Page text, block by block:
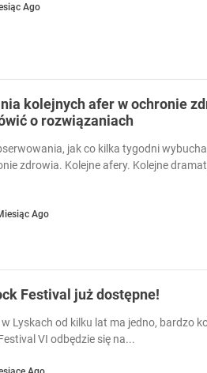
Ago
kolejnych afer w ochronie
o rozwiązaniach
jak co kilka tygodni
zdrowia. Kolejne afery. Kolejne
Ago
Festival już dostępne!
Lyskach od kilku lat ma jedno, bardzo
VI odbędzie się na...